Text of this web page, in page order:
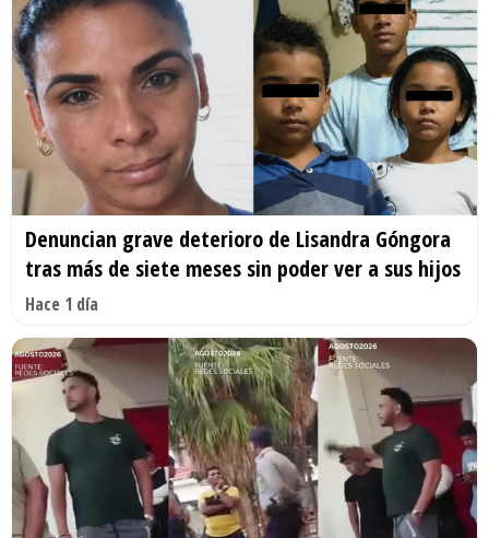
Denuncian grave deterioro de Lisandra Góngora
tras más de siete meses sin poder ver a sus hijos
Hace 1 día